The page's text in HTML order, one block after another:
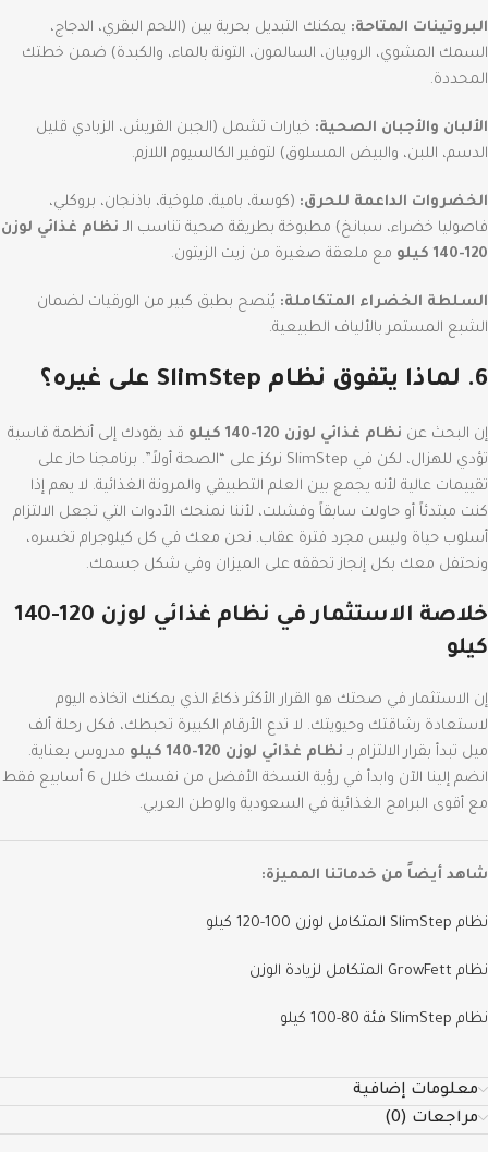
البروتينات المتاحة: يمكنك التبديل بحرية بين (اللحم البقري، الدجاج،
السمك المشوي، الروبيان، السالمون، التونة بالماء، والكبدة) ضمن خطتك
المحددة.
الألبان والأجبان الصحية: خيارات تشمل (الجبن القريش، الزبادي قليل
الدسم، اللبن، والبيض المسلوق) لتوفير الكالسيوم اللازم.
الخضروات الداعمة للحرق: (كوسة، بامية، ملوخية، باذنجان، بروكلي،
فاصوليا خضراء، سبانخ) مطبوخة بطريقة صحية تناسب الـ نظام غذائي لوزن
120-140 كيلو
مع ملعقة صغيرة من زيت الزيتون.
السلطة الخضراء المتكاملة: يُنصح بطبق كبير من الورقيات لضمان
الشبع المستمر بالألياف الطبيعية.
6. لماذا يتفوق نظام SlimStep على غيره؟
إن البحث عن نظام غذائي لوزن 120-140 كيلو
قد يقودك إلى أنظمة قاسية
تؤدي للهزال، لكن في SlimStep نركز على “الصحة أولاً”.
برنامجنا حاز على
تقييمات عالية لأنه يجمع بين العلم التطبيقي والمرونة الغذائية. لا يهم إذا
كنت مبتدئاً أو حاولت سابقاً وفشلت، لأننا نمنحك الأدوات التي تجعل الالتزام
أسلوب حياة وليس مجرد فترة عقاب. نحن معك في كل كيلوجرام تخسره،
ونحتفل معك بكل إنجاز تحققه على الميزان وفي شكل جسمك.
خلاصة الاستثمار في نظام غذائي لوزن 120-140
كيلو
إن الاستثمار في صحتك هو القرار الأكثر ذكاءً الذي يمكنك اتخاذه اليوم
لاستعادة رشاقتك وحيويتك. لا تدع الأرقام الكبيرة تحبطك، فكل رحلة ألف
ميل تبدأ بقرار الالتزام بـ نظام غذائي لوزن 120-140 كيلو
مدروس بعناية.
انضم إلينا الآن وابدأ في رؤية النسخة الأفضل من نفسك خلال 6 أسابيع فقط
مع أقوى البرامج الغذائية في السعودية والوطن العربي.
شاهد أيضاً من خدماتنا المميزة:
نظام SlimStep المتكامل لوزن 100-120 كيلو
نظام GrowFett المتكامل لزيادة الوزن
نظام SlimStep فئة 80-100 كيلو
معلومات إضافية
مراجعات (0)